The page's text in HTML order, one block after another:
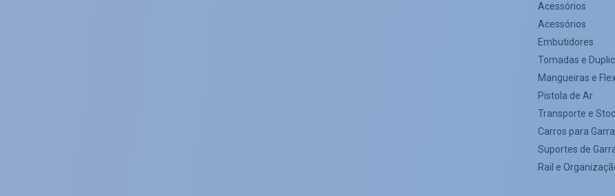
Acessórios
Acessórios
Embutidores
Tomadas e
Mangueiras e
Pistola de Ar
Transporte e
Carros para
Suportes de
Rail e